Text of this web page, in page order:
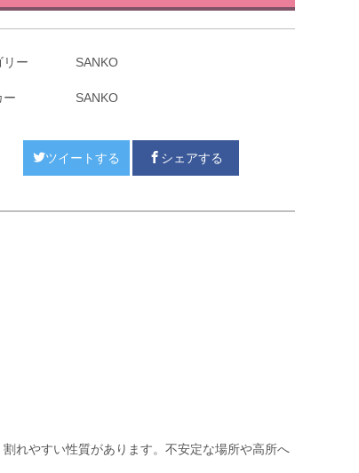
リー SANKO
ー SANKO
ツイートする シェアする
れやすい性質があります。不安定な場所や高所へ